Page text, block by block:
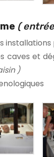
(
caves et
)